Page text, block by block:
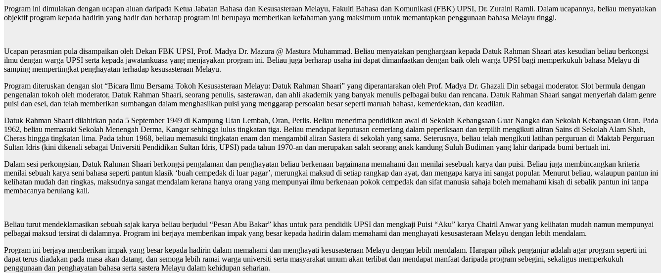
Program ini dimulakan dengan ucapan aluan daripada Ketua Jabatan Bahasa dan Kesusasteraan Melayu, Fakulti Bahasa dan Komunikasi (FBK) UPSI, Dr. Zuraini Ramli. Dalam ucapannya, beliau menyatakan
objektif program kepada hadirin yang hadir dan berharap program ini berupaya memberikan kefahaman yang maksimum untuk memantapkan penggunaan bahasa Melayu tinggi.
Ucapan perasmian pula disampaikan oleh Dekan FBK UPSI, Prof. Madya Dr. Mazura @ Mastura Muhammad. Beliau menyatakan penghargaan kepada Datuk Rahman Shaari atas kesudian beliau berkongsi
ilmu dengan warga UPSI serta kepada jawatankuasa yang menjayakan program ini. Beliau juga berharap usaha ini dapat dimanfaatkan dengan baik oleh warga UPSI bagi memperkukuh bahasa Melayu di
samping mempertingkat penghayatan terhadap kesusasteraan Melayu.
Program diteruskan dengan slot “Bicara Ilmu Bersama Tokoh Kesusasteraan Melayu: Datuk Rahman Shaari” yang diperantarakan oleh Prof. Madya Dr. Ghazali Din sebagai moderator. Slot bermula dengan
pengenalan tokoh oleh moderator, Datuk Rahman Shaari, seorang penulis, sasterawan, dan ahli akademik yang banyak menulis pelbagai buku dan rencana. Datuk Rahman Shaari sangat menyerlah dalam genre
puisi dan esei, dan telah memberikan sumbangan dalam menghasilkan puisi yang menggarap persoalan besar seperti maruah bahasa, kemerdekaan, dan keadilan.
Datuk Rahman Shaari dilahirkan pada 5 September 1949 di Kampung Utan Lembah, Oran, Perlis. Beliau menerima pendidikan awal di Sekolah Kebangsaan Guar Nangka dan Sekolah Kebangsaan Oran. Pada
1962, beliau memasuki Sekolah Menengah Derma, Kangar sehingga lulus tingkatan tiga. Beliau mendapat keputusan cemerlang dalam peperiksaan dan terpilih mengikuti aliran Sains di Sekolah Alam Shah,
Cheras hingga tingkatan lima. Pada tahun 1968, beliau memasuki tingkatan enam dan mengambil aliran Sastera di sekolah yang sama. Seterusnya, beliau telah mengikuti latihan perguruan di Maktab Perguruan
Sultan Idris (kini dikenali sebagai Universiti Pendidikan Sultan Idris, UPSI) pada tahun 1970-an dan merupakan salah seorang anak kandung Suluh Budiman yang lahir daripada bumi bertuah ini.
Dalam sesi perkongsian, Datuk Rahman Shaari berkongsi pengalaman dan penghayatan beliau berkenaan bagaimana memahami dan menilai sesebuah karya dan puisi. Beliau juga membincangkan kriteria
menilai sebuah karya seni bahasa seperti pantun klasik ‘buah cempedak di luar pagar’, merungkai maksud di setiap rangkap dan ayat, dan mengapa karya ini sangat popular. Menurut beliau, walaupun pantun ini
kelihatan mudah dan ringkas, maksudnya sangat mendalam kerana hanya orang yang mempunyai ilmu berkenaan pokok cempedak dan sifat manusia sahaja boleh memahami kisah di sebalik pantun ini tanpa
membacanya berulang kali.
Beliau turut mendeklamasikan sebuah sajak karya beliau berjudul “Pesan Abu Bakar” khas untuk para pendidik UPSI dan mengkaji Puisi “Aku” karya Chairil Anwar yang kelihatan mudah namun mempunyai
pelbagai maksud tersirat di dalamnya. Program ini berjaya memberikan impak yang besar kepada hadirin dalam memahami dan menghayati kesusasteraan Melayu dengan lebih mendalam.
Program ini berjaya memberikan impak yang besar kepada hadirin dalam memahami dan menghayati kesusasteraan Melayu dengan lebih mendalam. Harapan pihak penganjur adalah agar program seperti ini
dapat terus diadakan pada masa akan datang, dan semoga lebih ramai warga universiti serta masyarakat umum akan terlibat dan mendapat manfaat daripada program sebegini, sekaligus memperkukuh
penggunaan dan penghayatan bahasa serta sastera Melayu dalam kehidupan seharian.